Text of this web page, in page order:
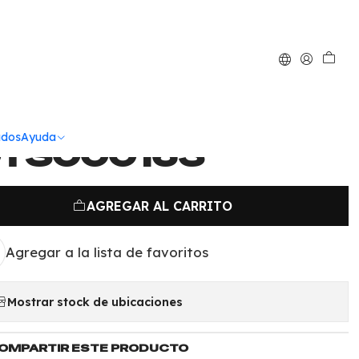
Ayuda 3Piezas
AGREGAR AL CARRITO
Agregar a la lista de favoritos
Mostrar stock de ubicaciones
ESTE PRODUCTO